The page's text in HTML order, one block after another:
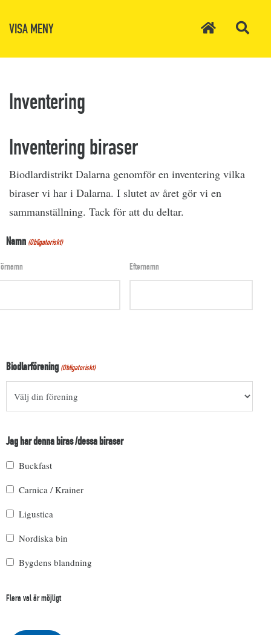
VISA MENY
Inventering
Inventering biraser
Biodlardistrikt Dalarna genomför en inventering vilka
biraser vi har i Dalarna. I slutet av året gör vi en
sammanställning. Tack för att du deltar.
Namn (Obligatoriskt)
Efternamn
Biodlarförening (Obligatoriskt)
Jag har denna biras /dessa biraser
Buckfast
Carnica / Krainer
Ligustica
Nordiska bin
Bygdens blandning
Flera val är möjligt